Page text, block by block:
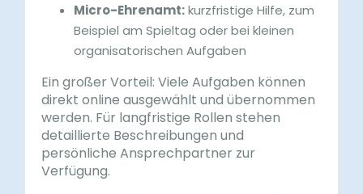
Micro-Ehrenamt:kurzfristige Hilfe, zum
Beispiel am Spieltag oder bei kleinen
organisatorischen Aufgaben
Ein großer Vorteil: Viele Aufgaben können
direkt online ausgewählt und übernommen
werden. Für langfristige Rollen stehen
detaillierte Beschreibungen und
persönliche Ansprechpartner zur
Verfügung.